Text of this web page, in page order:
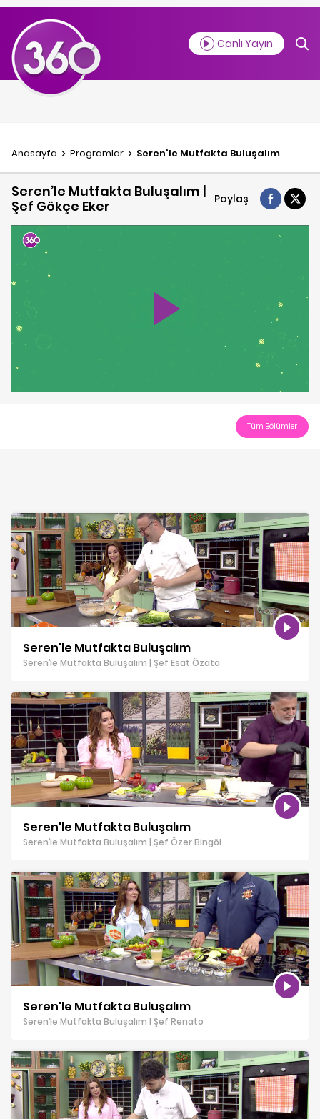
Canlı Yayın
Anasayfa Programlar Seren'le Mutfakta Buluşalım
Seren’le Mutfakta Buluşalım |
Şef Gökçe Eker
Paylaş
Play
Video
Tüm Bölümler
Seren'le Mutfakta Buluşalım
Seren’le Mutfakta Buluşalım | Şef Esat Özata
Seren'le Mutfakta Buluşalım
Seren’le Mutfakta Buluşalım | Şef Özer Bingöl
Seren'le Mutfakta Buluşalım
Seren’le Mutfakta Buluşalım | Şef Renato